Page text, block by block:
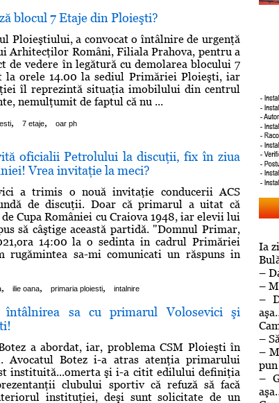
blocul 7 Etaje din Ploieşti?
Ploieştiului, a convocat o întâlnire de urgenţă
Arhitecţilor Români, Filiala Prahova, pentru a
de vedere în legătură cu demolarea blocului 7
la orele 14.00 la sediul Primăriei Ploieşti, iar
îl reprezintă situaţia imobilului din centrul
nemulţumit de faptul că nu ...
, 7 etaje, oar ph
oficialii Petrolului la discuţii, fix în ziua
Vrea invitaţie la meci?
a trimis o nouă invitaţie conducerii ACS
de discuţii. Doar că primarul a uitat că
Cupa României cu Craiova 1948, iar elevii lui
să câştige această partidă. "Domnul Primar,
14:00 la o sedinta in cadrul Primăriei
rugămintea sa-mi comunicati un răspuns in
, ilie oana, primaria ploiesti, intalnire
sa cu primarul Volosevici şi
a abordat, iar, problema CSM Ploieşti în
Avocatul Botez i-a atras atenţia primarului
instituită...omerta şi i-a citit edilului definiţia
clubului sportiv că refuză să facă
instituţiei, deşi sunt solicitate de un
Ia
–
–
–
–
–
–